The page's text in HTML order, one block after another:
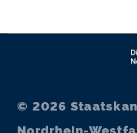
© 2026